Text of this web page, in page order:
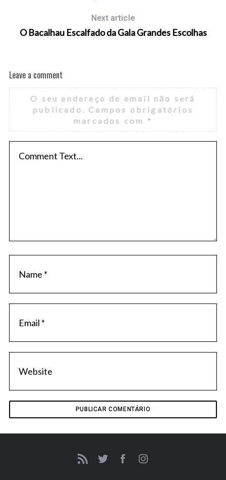
Next article
O Bacalhau Escalfado da Gala Grandes Escolhas
Leave a comment
O seu endereço de email não será
publicado.
Campos obrigatórios
marcados com *